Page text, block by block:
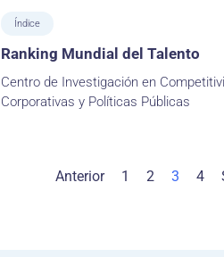
Índice
Ranking Mundial del Talento
Centro de Investigación en
Corporativas y Políticas Públicas
Anterior 1 2 3 4